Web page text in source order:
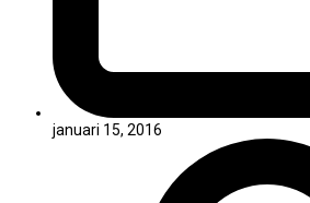
januari 15, 2016